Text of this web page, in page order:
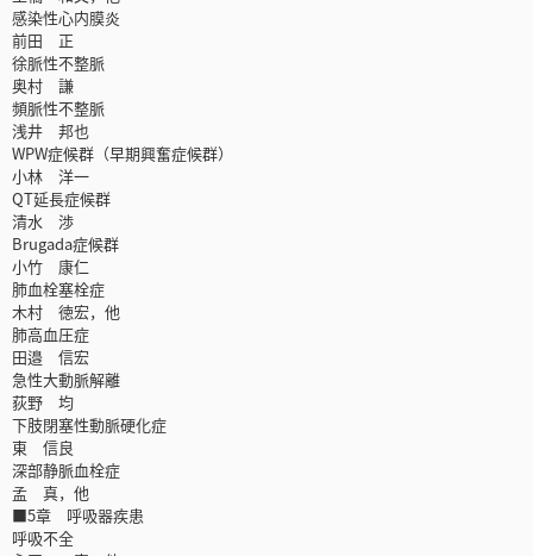
感染性心内膜炎
前田 正
徐脈性不整脈
奥村 謙
頻脈性不整脈
浅井 邦也
WPW症候群（早期興奮症候群）
小林 洋一
QT延長症候群
清水 渉
Brugada症候群
小竹 康仁
肺血栓塞栓症
木村 徳宏，他
肺高血圧症
田邉 信宏
急性大動脈解離
荻野 均
下肢閉塞性動脈硬化症
東 信良
深部静脈血栓症
孟 真，他
■5章 呼吸器疾患
呼吸不全